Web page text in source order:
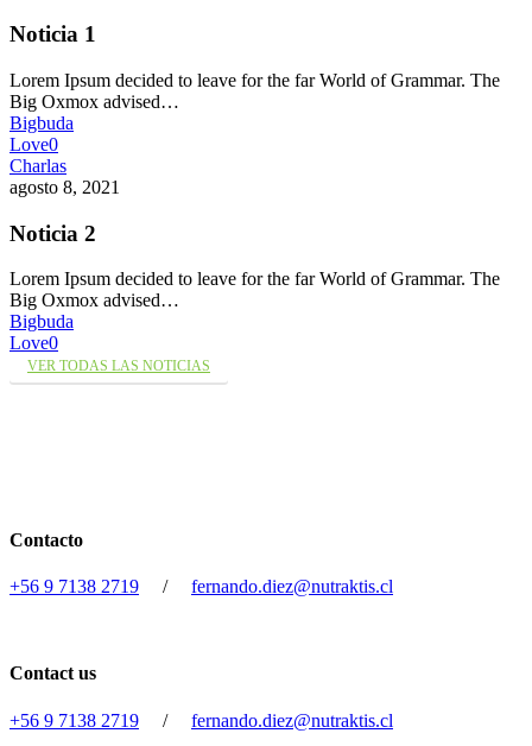
Noticia 1
Lorem Ipsum decided to leave for the far World of Grammar. The
Big Oxmox advised…
Bigbuda
Love0
Charlas
agosto 8, 2021
Noticia 2
Lorem Ipsum decided to leave for the far World of Grammar. The
Big Oxmox advised…
Bigbuda
Love0
VER TODAS LAS NOTICIAS
Contacto
+56 9 7138 2719 / fernando.diez@nutraktis.cl
Contact us
+56 9 7138 2719 / fernando.diez@nutraktis.cl